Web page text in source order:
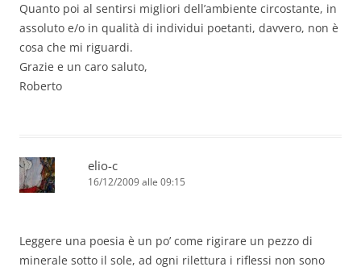
Quanto poi al sentirsi migliori dell’ambiente circostante, in
assoluto e/o in qualità di individui poetanti, davvero, non è
cosa che mi riguardi.
Grazie e un caro saluto,
Roberto
elio-c
16/12/2009 alle 09:15
Leggere una poesia è un po’ come rigirare un pezzo di
minerale sotto il sole, ad ogni rilettura i riflessi non sono